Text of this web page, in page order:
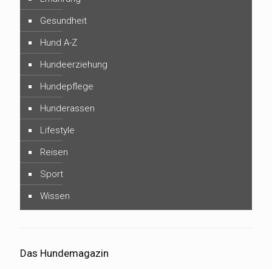
Gesundheit
Hund A-Z
Hundeerziehung
Hundepflege
Hunderassen
Lifestyle
Reisen
Sport
Wissen
Das Hundemagazin